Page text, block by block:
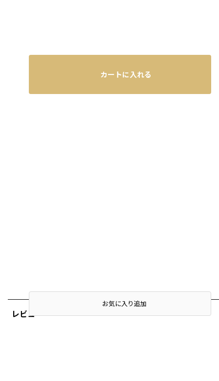
レビュー
カートに入れる
お気に入り追加